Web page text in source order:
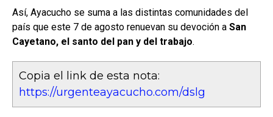
Así, Ayacucho se suma a las distintas comunidades del
país que este 7 de agosto renuevan su devoción a San
Cayetano, el santo del pan y del trabajo.
Copia el link de esta nota:
https://urgenteayacucho.com/dslg